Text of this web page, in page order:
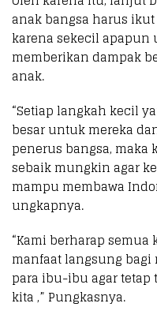
anak bangsa harus
karena sekecil
memberikan dampak
anak.
“Setiap langkah kecil
besar untuk mereka
penerus bangsa,
sebaik mungkin agar
mampu membawa
ungkapnya.
“Kami berharap
manfaat langsung
para ibu-ibu agar
kita ,” Pungkasnya.